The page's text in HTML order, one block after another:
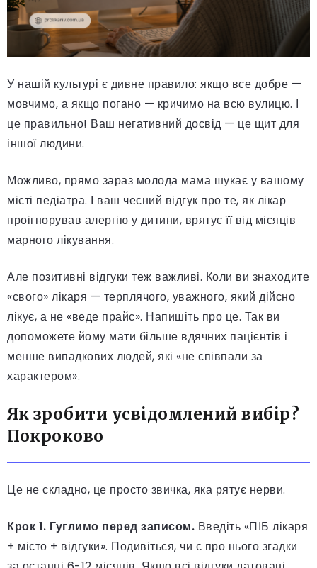
У нашій культурі є дивне правило: якщо все добре —
мовчимо, а якщо погано — кричимо на всю вулицю. І
це правильно! Ваш негативний досвід — це щит для
іншої людини.
Можливо, прямо зараз молода мама шукає у вашому
місті педіатра. І ваш чесний відгук про те, як лікар
проігнорував алергію у дитини, врятує її від місяців
марного лікування.
Але позитивні відгуки теж важливі. Коли ви знаходите
«свого» лікаря — терплячого, уважного, який дійсно
лікує, а не «веде прайс». Напишіть про це. Так ви
допоможете йому мати більше вдячних пацієнтів і
менше випадкових людей, які «не співпали за
характером».
Як зробити усвідомлений вибір?
Покроково
Це не складно, це просто звичка, яка рятує нерви.
Крок 1. Гуглимо перед записом. Введіть «ПІБ лікаря
+ місто + відгуки». Подивіться, чи є про нього згадки